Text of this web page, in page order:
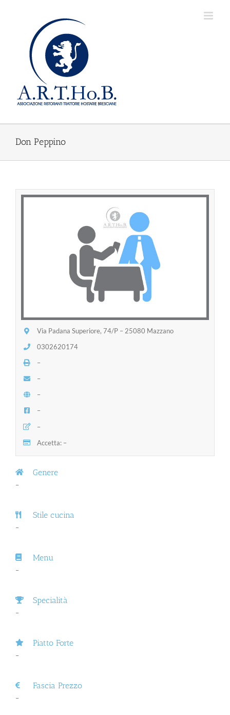
Don Peppino
Via Padana Superiore, 74/P – 25080 Mazzano
0302620174
–
–
–
–
–
Accetta: –
Genere
–
Stile cucina
–
Menu
–
Specialità
–
Piatto Forte
–
Fascia Prezzo
–